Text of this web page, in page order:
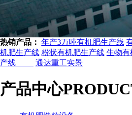
热销产品： 年产3万吨有机肥生产线
机肥生产线 粉状有机肥生产线 生物有
产线
通达重工实景
产品中心